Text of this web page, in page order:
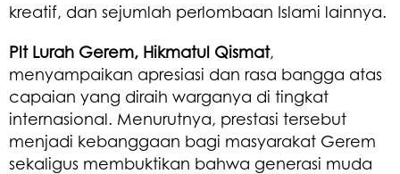
kreatif, dan sejumlah perlombaan Islami lainnya.
Plt Lurah Gerem, Hikmatul Qismat,
menyampaikan apresiasi dan rasa bangga atas
capaian yang diraih warganya di tingkat
internasional. Menurutnya, prestasi tersebut
menjadi kebanggaan bagi masyarakat Gerem
sekaligus membuktikan bahwa generasi muda